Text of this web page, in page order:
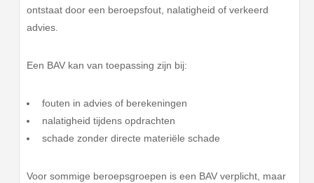
ontstaat door een beroepsfout, nalatigheid of verkeerd
advies.
Een BAV kan van toepassing zijn bij:
fouten in advies of berekeningen
nalatigheid tijdens opdrachten
schade zonder directe materiële schade
Voor sommige beroepsgroepen is een BAV verplicht, maar